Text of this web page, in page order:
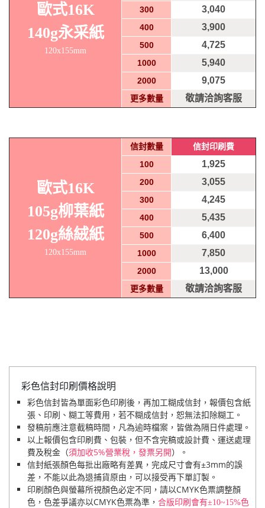
歐式16K
140g永采紙
120x155mm
300 3,040
400 3,900
500 4,725
1000 5,940
2000 9,075
更多數量 敬請洽詢客服
歐式16K
105g柳葉紙
120g絲絨紙
120x155mm
信封數量
信封印刷費
100
1,925
200 3,055
300 4,245
400 5,435
500 6,400
1000 7,850
2000 13,000
更多數量 敬請洽詢客服
彩色信封印刷價格說明
彩色信封皆為單面彩色印刷後，再加工糊成信封，報價包含紙
張、印刷、糊工等費用，若不糊成信封，恕無法扣除糊工。
發稿前應注意截稿時間，凡為逾時檔案，皆做為隔日件處理。
以上報價包含印刷費、包裝，但不含完稿或設計費、運送處理
費及稅金（須加收5%營業稅，發票另開）。
信封紙張顏色每批出廠略有差異，完成尺寸會有±3mm的誤
差，不能以此為退捕貨原由，可以接受再下單訂製。
印刷顏色與螢幕所視顏色必定不同，請以CMYK色票調整顏
色，色差爭議亦以CMYK色票為準， 合版印刷會有±10~15%色